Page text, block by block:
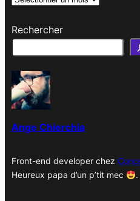
c
e
s
Rechercher
Ange Chierchia
Front-end developer chez
Heureux papa d’un p’tit mec
.